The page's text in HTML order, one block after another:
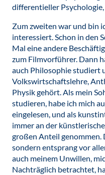
differentieller
Zum zweiten war und bin
interessiert. Schon in den
Mal eine andere
zum Filmvorführer. Dann
auch Philosophie studiert
Volkswirtschaftslehre,
Physik gehört. Als mein
studieren, habe ich mich
eingelesen, und als
immer an der
großen Anteil genommen.
sondern entsprang vor
auch meinem Unwillen,
Nachträglich betrachtet,